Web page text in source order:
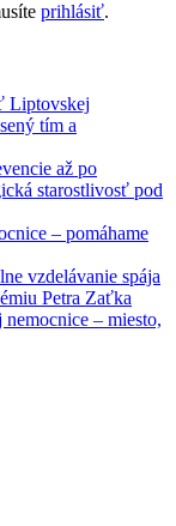
prihlásiť.
Liptovskej
tím a
až po
starostlivosť pod
– pomáhame
vzdelávanie spája
Petra Zaťka
– miesto,